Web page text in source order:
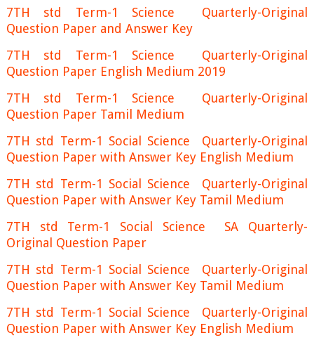
7TH std Term-1 Science Quarterly-Original
Question Paper and Answer Key
7TH std Term-1 Science Quarterly-Original
Question Paper English Medium 2019
7TH std Term-1 Science Quarterly-Original
Question Paper Tamil Medium
7TH std Term-1 Social Science Quarterly-Original
Question Paper with Answer Key English Medium
7TH std Term-1 Social Science Quarterly-Original
Question Paper with Answer Key Tamil Medium
7TH std Term-1 Social Science SA Quarterly-
Original Question Paper
7TH std Term-1 Social Science Quarterly-Original
Question Paper with Answer Key Tamil Medium
7TH std Term-1 Social Science Quarterly-Original
Question Paper with Answer Key English Medium